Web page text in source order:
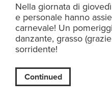
Nella giornata di
e personale hanno
carnevale! Un
danzante, grasso
sorridente!
Continued